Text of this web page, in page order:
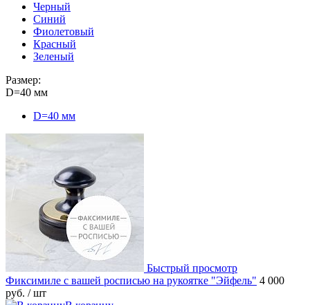
Черный
Синий
Фиолетовый
Красный
Зеленый
Размер:
D=40 мм
D=40 мм
Быстрый просмотр
Фиксимиле с вашей росписью на рукоятке "Эйфель" 4 000
руб. / шт